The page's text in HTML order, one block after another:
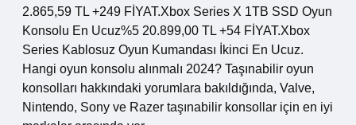
2.865,59 TL +249 FİYAT.Xbox Series X 1TB SSD Oyun
Konsolu En Ucuz%5 20.899,00 TL +54 FİYAT.Xbox
Series Kablosuz Oyun Kumandası İkinci En Ucuz.
Hangi oyun konsolu alınmalı 2024? Taşınabilir oyun
konsolları hakkındaki yorumlara bakıldığında, Valve,
Nintendo, Sony ve Razer taşınabilir konsollar için en iyi